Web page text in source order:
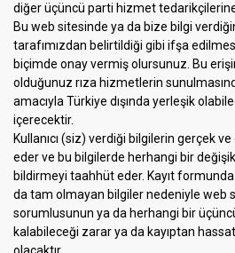
diğer üçüncü parti hizmet
Bu web sitesinde ya da bize bilgi
tarafımızdan belirtildiği gibi ifşa
biçimde onay vermiş olursunuz. Bu
olduğunuz rıza hizmetlerin
amacıyla Türkiye dışında yerleşik
içerecektir.
Kullanıcı (siz) verdiği bilgilerin gerçek
eder ve bu bilgilerde herhangi bir
bildirmeyi taahhüt eder. Kayıt
da tam olmayan bilgiler nedeniyle web
sorumlusunun ya da herhangi bir
kalabileceği zarar ya da kayıptan